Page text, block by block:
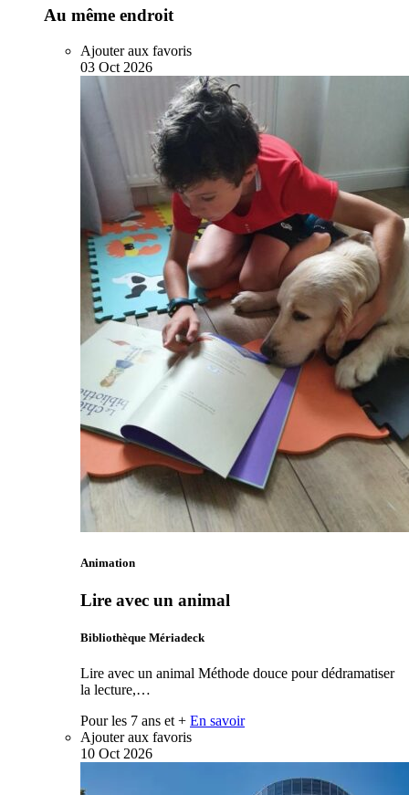
Au même endroit
Ajouter aux favoris
03 Oct 2026
Animation
Lire avec un animal
Bibliothèque Mériadeck
Lire avec un animal Méthode douce pour dédramatiser
la lecture,…
Pour les 7 ans et + En savoir
Ajouter aux favoris
10 Oct 2026